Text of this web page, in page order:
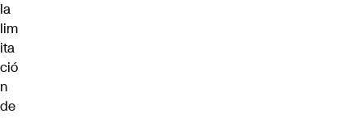
la
lim
ita
ció
n
de